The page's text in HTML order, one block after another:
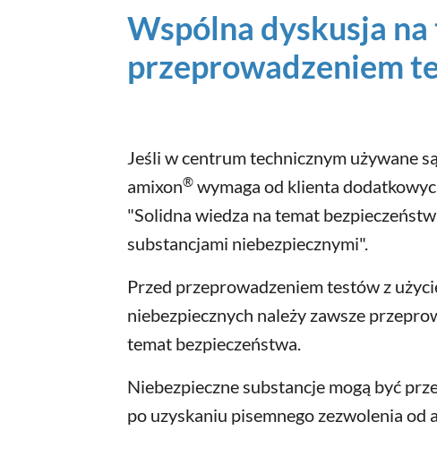
Wspólna dyskusja
przeprowadzeniem
Jeśli w centrum technicznym używane
amixon® wymaga od klienta
"Solidna wiedza na temat
substancjami niebezpiecznymi".
Przed przeprowadzeniem testów z
niebezpiecznych należy zawsze
temat bezpieczeństwa.
Niebezpieczne substancje mogą być
po uzyskaniu pisemnego zezwolenia od